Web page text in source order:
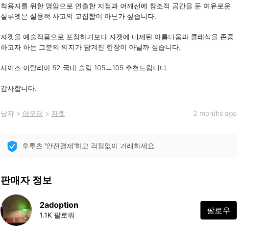
착용자를 위한 명암으로 연출한 지점과 어깨선에 창조적 공간을 둔 여유로운
실루엣은 실용적 사고의 교집합이 아닌가 싶습니다.
자켓을 예술작품으로 포장하기보다 자켓에 내제된 아름다움과 클래식을 존중
하고자 하는 그분의 의지가 담겨진 한장이 아닐까 싶습니다.
사이즈 이탈리아 52 국내 슬림 105ㅡ105 추천드립니다.
감사합니다.
남자> 아우터 > 자켓 2 months ago
후루츠 '안전결제'하고 걱정없이 거래하세요
판매자 정보
2adoption
1.1K 팔로워 팔로우